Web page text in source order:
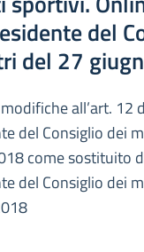
del
del 27
all’art. 12
del Consiglio dei
come sostituito
del Consiglio dei